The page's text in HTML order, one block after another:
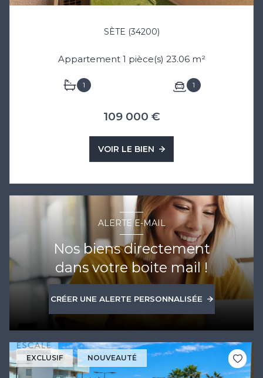
SÈTE (34200)
Appartement 1 pièce(s) 23.06 m²
1 1
109 000 €
VOIR LE BIEN
ALERTE E-MAIL
Nos biens directement
dans votre boite mail !
CRÉER UNE ALERTE PERSONNALISÉE
EXCLUSIF NOUVEAUTÉ